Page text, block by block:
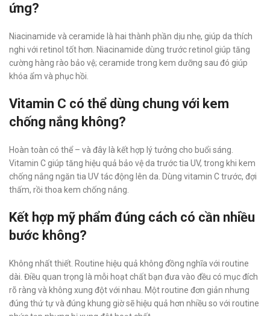
ứng?
Niacinamide và ceramide là hai thành phần dịu nhẹ, giúp da thích
nghi với retinol tốt hơn. Niacinamide dùng trước retinol giúp tăng
cường hàng rào bảo vệ; ceramide trong kem dưỡng sau đó giúp
khóa ẩm và phục hồi.
Vitamin C có thể dùng chung với kem
chống nắng không?
Hoàn toàn có thể – và đây là kết hợp lý tưởng cho buổi sáng.
Vitamin C giúp tăng hiệu quả bảo vệ da trước tia UV, trong khi kem
chống nắng ngăn tia UV tác động lên da. Dùng vitamin C trước, đợi
thấm, rồi thoa kem chống nắng.
Kết hợp mỹ phẩm đúng cách có cần nhiều
bước không?
Không nhất thiết. Routine hiệu quả không đồng nghĩa với routine
dài. Điều quan trọng là mỗi hoạt chất bạn đưa vào đều có mục đích
rõ ràng và không xung đột với nhau. Một routine đơn giản nhưng
đúng thứ tự và đúng khung giờ sẽ hiệu quả hơn nhiều so với routine